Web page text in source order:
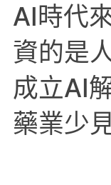
AI時代
資的是
成立AI
藥業少